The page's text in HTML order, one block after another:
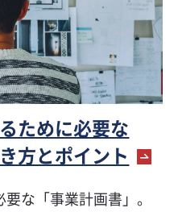
ために必要な
方とポイント
な「事業計画書」。